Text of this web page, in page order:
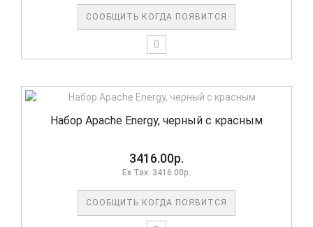
СООБЩИТЬ КОГДА ПОЯВИТСЯ
Набор Apache Energy, черный с красным
3416.00р.
Ex Tax: 3416.00р.
СООБЩИТЬ КОГДА ПОЯВИТСЯ